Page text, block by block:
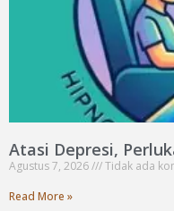
Atasi Depresi,
Agustus 7, 2026
Tidak ada
Read More »